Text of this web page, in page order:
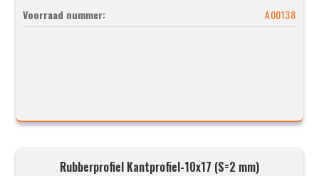
Voorraad nummer: A00138
Rubberprofiel Kantprofiel-10x17 (S=2 mm)